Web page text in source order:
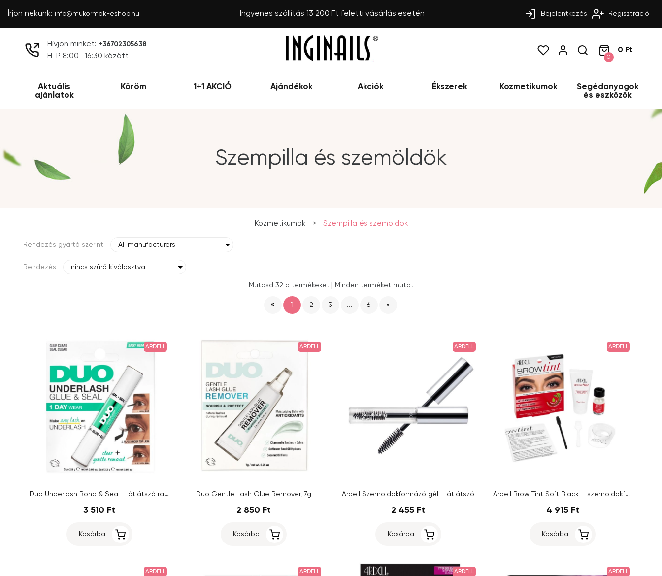
Írjon nekünk: info@mukormok-eshop.hu Ingyenes szállítás 13 200 Ft feletti vásárlás esetén Bejelentkezés Regisztráció
Hívjon minket: +36702305638
H-P 8:00- 16:30 között 0
0 Ft
Aktuális
ajánlatok
Köröm 1+1 AKCIÓ Ajándékok Akciók Ékszerek Kozmetikumok
Segédanyagok
és eszközök
Szempilla és szemöldök
Kozmetikumok > Szempilla és szemöldök
Rendezés gyártó szerint All manufacturers
Rendezés nincs szűrő kiválasztva
Mutasd 32 a termékeket Minden terméket mutat
« 1 2 3 ... 6 »
ARDELL
Duo Underlash Bond & Seal – átlátszó ragasztó
3 510 Ft
Kosárba
ARDELL
Duo Gentle Lash Glue Remover, 7g
2 850 Ft
Kosárba
ARDELL
Ardell Szemöldökformázó gél – átlátszó
2 455 Ft
Kosárba
ARDELL
Ardell Brow Tint Soft Black – szemöldökformázó készlet
4 915 Ft
Kosárba
ARDELL ARDELL ARDELL ARDELL